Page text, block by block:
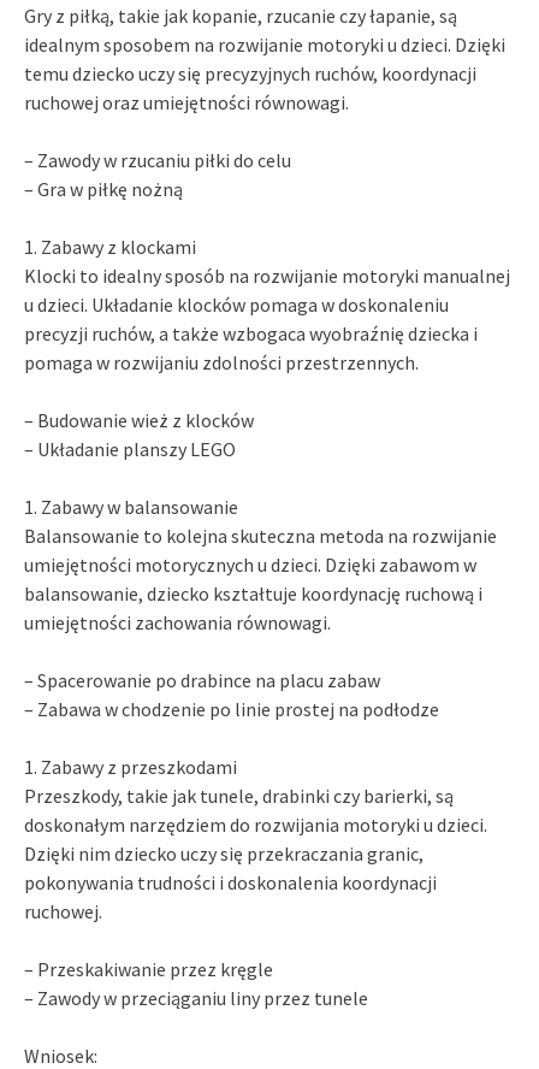
Gry z piłką, takie jak kopanie, rzucanie czy łapanie, są
idealnym sposobem na rozwijanie motoryki u dzieci. Dzięki
temu dziecko uczy się precyzyjnych ruchów, koordynacji
ruchowej oraz umiejętności równowagi.
– Zawody w rzucaniu piłki do celu
– Gra w piłkę nożną
1. Zabawy z klockami
Klocki to idealny sposób na rozwijanie motoryki manualnej
u dzieci. Układanie klocków pomaga w doskonaleniu
precyzji ruchów, a także wzbogaca wyobraźnię dziecka i
pomaga w rozwijaniu zdolności przestrzennych.
– Budowanie wież z klocków
– Układanie planszy LEGO
1. Zabawy w balansowanie
Balansowanie to kolejna skuteczna metoda na rozwijanie
umiejętności motorycznych u dzieci. Dzięki zabawom w
balansowanie, dziecko kształtuje koordynację ruchową i
umiejętności zachowania równowagi.
– Spacerowanie po drabince na placu zabaw
– Zabawa w chodzenie po linie prostej na podłodze
1. Zabawy z przeszkodami
Przeszkody, takie jak tunele, drabinki czy barierki, są
doskonałym narzędziem do rozwijania motoryki u dzieci.
Dzięki nim dziecko uczy się przekraczania granic,
pokonywania trudności i doskonalenia koordynacji
ruchowej.
– Przeskakiwanie przez kręgle
– Zawody w przeciąganiu liny przez tunele
Wniosek: